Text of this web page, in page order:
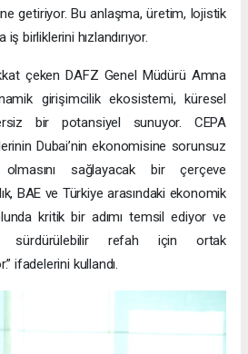
getiriyor. Bu anlaşma, üretim, lojistik
birliklerini hızlandırıyor.
çeken DAFZ Genel Müdürü Amna
girişimcilik ekosistemi, küresel
bir potansiyel sunuyor. CEPA
Dubai’nin ekonomisine sorunsuz
sağlayacak bir çerçeve
BAE ve Türkiye arasındaki ekonomik
kritik bir adımı temsil ediyor ve
sürdürülebilir refah için ortak
ifadelerini kullandı.